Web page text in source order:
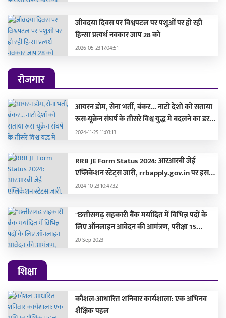
जीवदया दिवस पर विश्वपटल पर पशुओं पर हो रही
हिन्सा प्रत्यर्थ नवकार जाप 28 को
2026-05-23 17:04:51
रोजगार
आयरन डोम, सेना भर्ती, बंकर... नाटो देशों को सताया
रूस-यूक्रेन संघर्ष के तीसरे विश्व युद्ध में बदलने का डर,
लड़ाई की तैयारी में जुटे
2024-11-25 11:03:13
RRB JE Form Status 2024: आरआरबी जेई
एप्लिकेशन स्टेट्स जारी, rrbapply.gov.in पर इस
दिन आएगा एडमिट कार्ड
2024-10-23 10:47:32
"छत्तीसगढ़ सहकारी बैंक मर्यादित में विभिन्न पदों के
लिए ऑनलाइन आवेदन की आमंत्रण, परीक्षा 15
अक्टूबर 2023 को होगी"
20-Sep-2023
शिक्षा
कौशल-आधारित शनिवार कार्यशाला: एक अभिनव
शैक्षिक पहल